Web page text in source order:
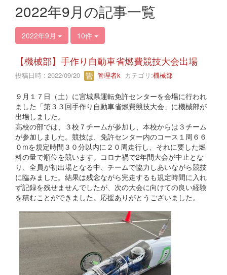
2022年9月の記事一覧
2022年9月 10件
【機械部】手作り自動車省燃費競技大会出場
投稿日時 : 2022/09/20 管理者k カテゴリ:機械部
９月１７日（土）に宮城県運転免許センターを会場に行われ
ました「第３３回手作り自動車省燃費競技大会」に機械部が
出場しました。
高校の部では、３校７チームが参加し、本校からは３チーム
が参加しました。競技は、免許センター内のコース１周６６
０mを規定時間３０分以内に２０周走行し、それに要した燃
料の量で順位を競います。コロナ禍で2年間大会が中止とな
り、全員が初出場となる中、チームで協力しあいながら競技
に臨みました。結果は残念ながら完走するも規定時間に入れ
ず記録を残せませんでしたが、次の大会に向けての良い経験
を積むことができました。応援ありがとうございました。